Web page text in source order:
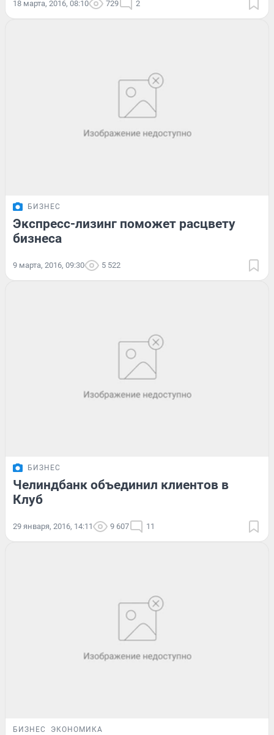
18 марта, 2016, 08:10 729 2
БИЗНЕС
Экспресс-лизинг поможет расцвету
бизнеса
9 марта, 2016, 09:30 5 522
БИЗНЕС
Челиндбанк объединил клиентов в
Клуб
29 января, 2016, 14:11 9 607 11
БИЗНЕС ЭКОНОМИКА